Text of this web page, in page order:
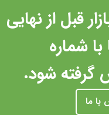
قبل از نهایی
شماره
تماس گرفته شود.
با ما